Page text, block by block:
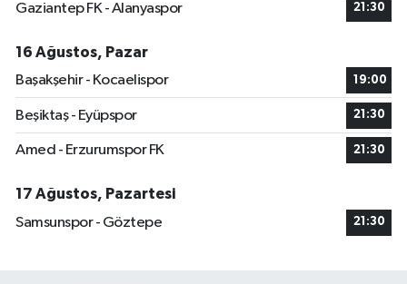
Gaziantep FK - Alanyaspor 21:30
16 Ağustos, Pazar
Başakşehir - Kocaelispor
19:00
Beşiktaş - Eyüpspor 21:30
Amed - Erzurumspor FK 21:30
17 Ağustos, Pazartesi
Samsunspor - Göztepe
21:30